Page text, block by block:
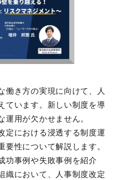
働き方の実現に向けて、人
ています。新しい制度を導
用が欠かせません。
定における浸透する制度運
性について解説します。
功事例や失敗事例を紹介
織において、人事制度改定